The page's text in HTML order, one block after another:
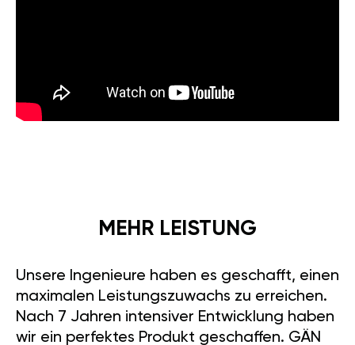
MEHR LEISTUNG
Unsere Ingenieure haben es geschafft, einen
maximalen Leistungszuwachs zu erreichen.
Nach 7 Jahren intensiver Entwicklung haben
wir ein perfektes Produkt geschaffen. GÄN